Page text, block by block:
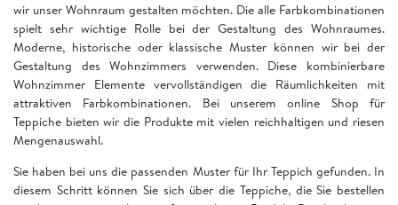
wir unser Wohnraum gestalten möchten. Die alle Farbkombinationen
spielt sehr wichtige Rolle bei der Gestaltung des Wohnraumes.
Moderne, historische oder klassische Muster können wir bei der
Gestaltung des Wohnzimmers verwenden. Diese kombinierbare
Wohnzimmer Elemente vervollständigen die Räumlichkeiten mit
attraktiven Farbkombinationen. Bei unserem online Shop für
Teppiche bieten wir die Produkte mit vielen reichhaltigen und riesen
Mengenauswahl.
Sie haben bei uns die passenden Muster für Ihr Teppich gefunden. In
diesem Schritt können Sie sich über die Teppiche, die Sie bestellen